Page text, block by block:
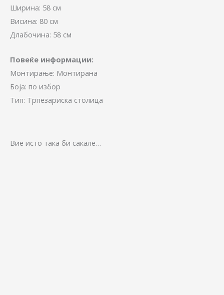
Ширина: 58 см
Висина: 80 см
Длабочина: 58 см
Повеќе информации:
Монтирање: Монтирана
Боја: по избор
Тип: Трпезариска столица
Вие исто така би сакале…